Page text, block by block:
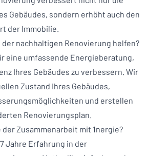
Gebäudes, sondern erhöht auch den
der Immobilie.
der nachhaltigen Renovierung helfen?
eine umfassende Energieberatung,
Ihres Gebäudes zu verbessern. Wir
Zustand Ihres Gebäudes,
und erstellen
Renovierungsplan.
der Zusammenarbeit mit 1nergie?
Jahre Erfahrung in der